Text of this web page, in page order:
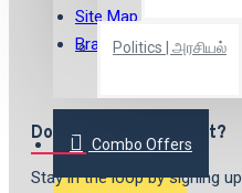
Politics | அரசியல்
Combo Offers
Site Map
Brands
Don't want to miss out?
Stay in the loop by signing